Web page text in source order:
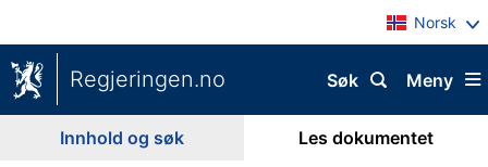
Norsk
Regjeringen.no Meny
Søk
Innhold og søk Les dokumentet